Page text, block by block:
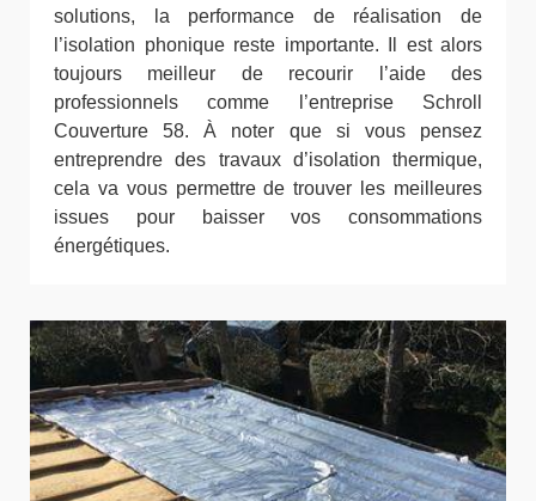
solutions, la performance de réalisation de
l’isolation phonique reste importante. Il est alors
toujours meilleur de recourir l’aide des
professionnels comme l’entreprise Schroll
Couverture 58. À noter que si vous pensez
entreprendre des travaux d’isolation thermique,
cela va vous permettre de trouver les meilleures
issues pour baisser vos consommations
énergétiques.